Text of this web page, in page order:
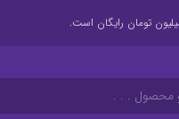
محصول . . .